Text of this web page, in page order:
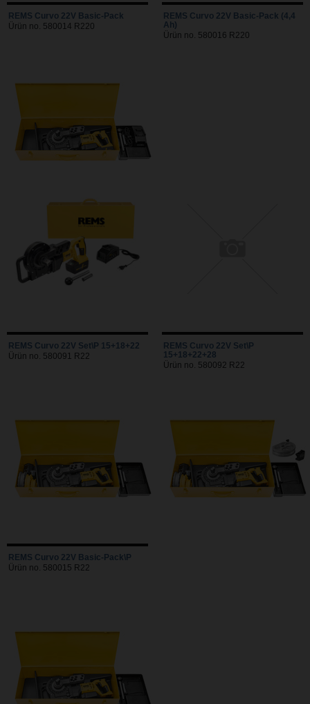
REMS Curvo 22V Basic-Pack
Ürün no. 580014 R220
REMS Curvo 22V Basic-Pack (4,4
Ah)
Ürün no. 580016 R220
REMS Curvo 22V Set\P 15+18+22
Ürün no. 580091 R22
REMS Curvo 22V Set\P
15+18+22+28
Ürün no. 580092 R22
REMS Curvo 22V Basic-Pack\P
Ürün no. 580015 R22